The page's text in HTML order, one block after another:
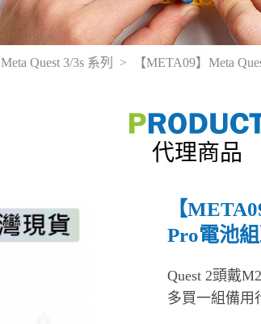
Meta Quest 3/3s 系列 【META09】Meta
代理商品
【
Pro電池
Quest 2頭戴
多買一組備用